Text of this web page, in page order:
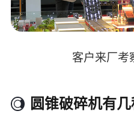
客户来厂考
圆锥破碎机有几